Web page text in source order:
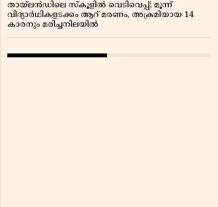
തായ്‌ലൻഡിലെ സ്‌കൂളിൽ വെടിവെപ്പ്; മൂന്ന്
വിദ്യാർഥികളടക്കം ആറ് മരണം, അക്രമിയായ 14
കാരനും മരിച്ചനിലയിൽ